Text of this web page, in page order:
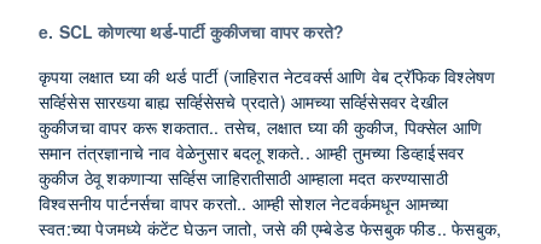
e. SCL कोणत्या थर्ड-पार्टी कुकीजचा वापर करते?
कृपया लक्षात घ्या की थर्ड पार्टी (जाहिरात नेटवर्क्स आणि वेब ट्रॅफिक विश्लेषण
सर्व्हिसेस सारख्या बाह्य सर्व्हिसेसचे प्रदाते) आमच्या सर्व्हिसेसवर देखील
कुकीजचा वापर करू शकतात.. तसेच, लक्षात घ्या की कुकीज, पिक्सेल आणि
समान तंत्रज्ञानाचे नाव वेळेनुसार बदलू शकते.. आम्ही तुमच्या डिव्हाईसवर
कुकीज ठेवू शकणाऱ्या सर्व्हिस जाहिरातीसाठी आम्हाला मदत करण्यासाठी
विश्वसनीय पार्टनर्सचा वापर करतो.. आम्ही सोशल नेटवर्कमधून आमच्या
स्वत:च्या पेजमध्ये कंटेंट घेऊन जातो, जसे की एम्बेडेड फेसबुक फीड.. फेसबुक,